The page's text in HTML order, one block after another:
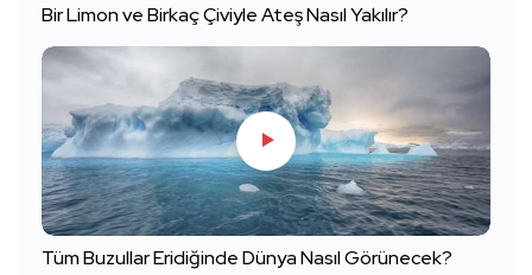
Bir Limon ve Birkaç Çiviyle Ateş Nasıl Yakılır?
Tüm Buzullar Eridiğinde Dünya Nasıl Görünecek?